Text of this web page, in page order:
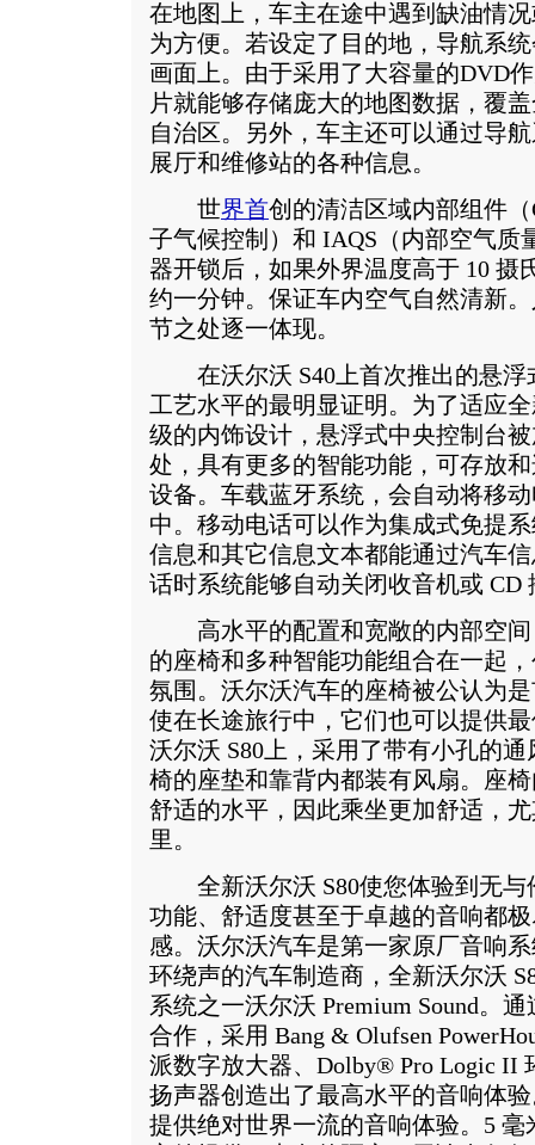
在地图上，车主在途中遇到缺油情
为方便。若设定了目的地，导航系
画面上。由于采用了大容量的DVD
片就能够存储庞大的地图数据，覆
自治区。另外，车主还可以通过导
展厅和维修站的各种信息。
世界首创的清洁区域内部组件
子气候控制）和 IAQS（内部空气质
器开锁后，如果外界温度高于 10 摄
约一分钟。保证车内空气自然清新
节之处逐一体现。
在沃尔沃 S40上首次推出的悬浮
工艺水平的最明显证明。为了适应
级的内饰设计，悬浮式中央控制台
处，具有更多的智能功能，可存放
设备。车载蓝牙系统，会自动将移
中。移动电话可以作为集成式免提
信息和其它信息文本都能通过汽车
话时系统能够自动关闭收音机或 CD
高水平的配置和宽敞的内部空间
的座椅和多种智能功能组合在一起
氛围。沃尔沃汽车的座椅被公认为
使在长途旅行中，它们也可以提供
沃尔沃 S80上，采用了带有小孔的
椅的座垫和靠背内都装有风扇。座
舒适的水平，因此乘坐更加舒适，
里。
全新沃尔沃 S80使您体验到无与
功能、舒适度甚至于卓越的音响都
感。沃尔沃汽车是第一家原厂音响
环绕声的汽车制造商，全新沃尔沃
系统之一沃尔沃 Premium Sound。
合作，采用 Bang & Olufsen
派数字放大器、Dolby® Pro Logic II
扬声器创造出了最高水平的音响体
提供绝对世界一流的音响体验。5